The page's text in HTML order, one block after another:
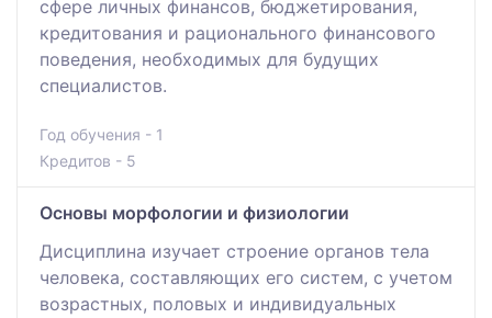
сфере личных финансов, бюджетирования,
кредитования и рационального финансового
поведения, необходимых для будущих
специалистов.
Год обучения - 1
Кредитов - 5
Основы морфологии и физиологии
Дисциплина изучает строение органов тела
человека, составляющих его систем, с учетом
возрастных, половых и индивидуальных